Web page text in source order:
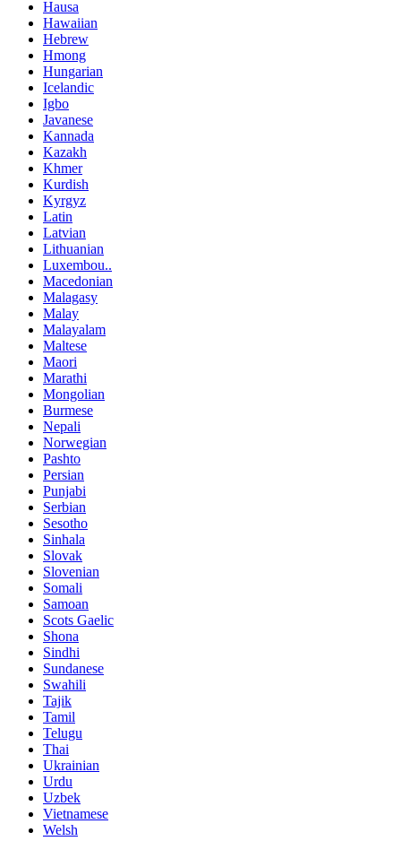
Hausa
Hawaiian
Hebrew
Hmong
Hungarian
Icelandic
Igbo
Javanese
Kannada
Kazakh
Khmer
Kurdish
Kyrgyz
Latin
Latvian
Lithuanian
Luxembou..
Macedonian
Malagasy
Malay
Malayalam
Maltese
Maori
Marathi
Mongolian
Burmese
Nepali
Norwegian
Pashto
Persian
Punjabi
Serbian
Sesotho
Sinhala
Slovak
Slovenian
Somali
Samoan
Scots Gaelic
Shona
Sindhi
Sundanese
Swahili
Tajik
Tamil
Telugu
Thai
Ukrainian
Urdu
Uzbek
Vietnamese
Welsh